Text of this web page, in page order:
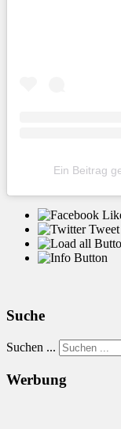
Ein Beitrag
Suche
Suchen ...
Werbung